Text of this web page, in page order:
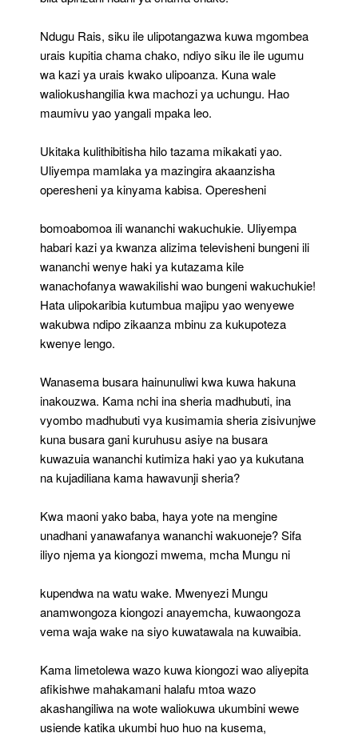
Ndugu Rais, siku ile ulipotangazwa kuwa mgombea
urais kupitia chama chako, ndiyo siku ile ile ugumu
wa kazi ya urais kwako ulipoanza. Kuna wale
waliokushangilia kwa machozi ya uchungu. Hao
maumivu yao yangali mpaka leo.
Ukitaka kulithibitisha hilo tazama mikakati yao.
Uliyempa mamlaka ya mazingira akaanzisha
operesheni ya kinyama kabisa. Operesheni
bomoabomoa ili wananchi wakuchukie. Uliyempa
habari kazi ya kwanza alizima televisheni bungeni ili
wananchi wenye haki ya kutazama kile
wanachofanya wawakilishi wao bungeni wakuchukie!
Hata ulipokaribia kutumbua majipu yao wenyewe
wakubwa ndipo zikaanza mbinu za kukupoteza
kwenye lengo.
Wanasema busara hainunuliwi kwa kuwa hakuna
inakouzwa. Kama nchi ina sheria madhubuti, ina
vyombo madhubuti vya kusimamia sheria zisivunjwe
kuna busara gani kuruhusu asiye na busara
kuwazuia wananchi kutimiza haki yao ya kukutana
na kujadiliana kama hawavunji sheria?
Kwa maoni yako baba, haya yote na mengine
unadhani yanawafanya wananchi wakuoneje? Sifa
iliyo njema ya kiongozi mwema, mcha Mungu ni
kupendwa na watu wake. Mwenyezi Mungu
anamwongoza kiongozi anayemcha, kuwaongoza
vema waja wake na siyo kuwatawala na kuwaibia.
Kama limetolewa wazo kuwa kiongozi wao aliyepita
afikishwe mahakamani halafu mtoa wazo
akashangiliwa na wote waliokuwa ukumbini wewe
usiende katika ukumbi huo huo na kusema,